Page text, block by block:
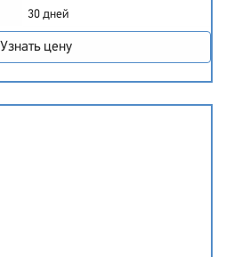
30 дней
Узнать цену